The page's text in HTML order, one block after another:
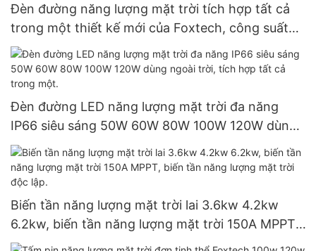
Đèn đường năng lượng mặt trời tích hợp tất cả
trong một thiết kế mới của Foxtech, công suất
30W, 60W, 80W, 100W.
Đèn đường LED năng lượng mặt trời đa năng
IP66 siêu sáng 50W 60W 80W 100W 120W dùng
ngoài trời, tích hợp tất cả trong một.
Biến tần năng lượng mặt trời lai 3.6kw 4.2kw
6.2kw, biến tần năng lượng mặt trời 150A MPPT,
biến tần năng lượng mặt trời độc lập.